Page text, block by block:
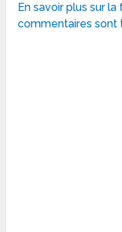
En savoir plus sur
commentaires sont